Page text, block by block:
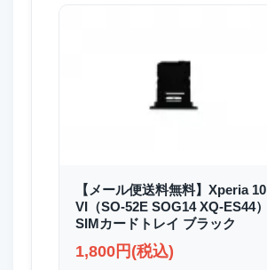
【メール便送料無料】Xperia 10
VI（SO-52E SOG14 XQ-ES44）
SIMカードトレイ ブラック
1,800円(税込)